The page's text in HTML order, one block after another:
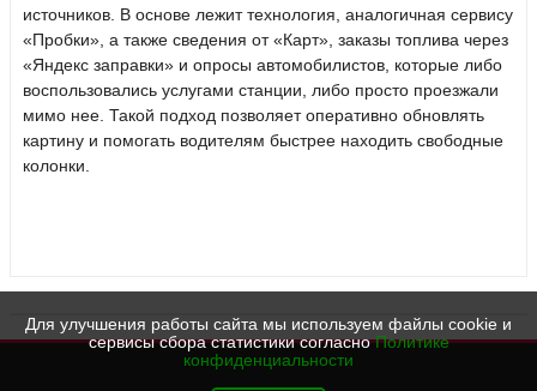
источников. В основе лежит технология, аналогичная сервису
«Пробки», а также сведения от «Карт», заказы топлива через
«Яндекс заправки» и опросы автомобилистов, которые либо
воспользовались услугами станции, либо просто проезжали
мимо нее. Такой подход позволяет оперативно обновлять
картину и помогать водителям быстрее находить свободные
колонки.
Для улучшения работы сайта мы используем файлы cookie и
сервисы сбора статистики согласноПолитике
конфиденциальности